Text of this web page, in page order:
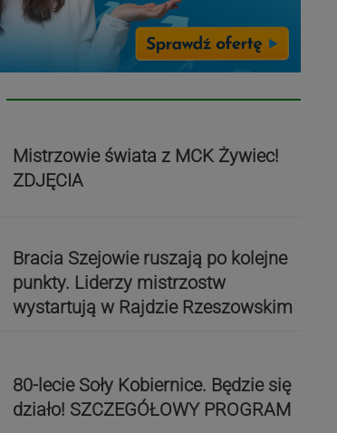
Mistrzowie świata z MCK Żywiec!
ZDJĘCIA
Bracia Szejowie ruszają po kolejne
punkty. Liderzy mistrzostw
wystartują w Rajdzie Rzeszowskim
80-lecie Soły Kobiernice. Będzie się
działo! SZCZEGÓŁOWY PROGRAM